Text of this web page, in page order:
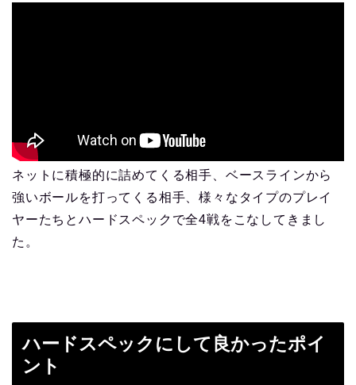
ネットに積極的に詰めてくる相手、ベースラインから
強いボールを打ってくる相手、様々なタイプのプレイ
ヤーたちとハードスペックで全4戦をこなしてきまし
た。
ハードスペックにして良かったポイ
ント